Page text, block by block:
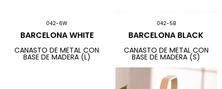
042-6W
BARCELONA WHITE
CANASTO DE METAL CON
BASE DE MADERA (L)
042-5B
BARCELONA BLACK
CANASTO DE METAL CON
BASE DE MADERA (S)